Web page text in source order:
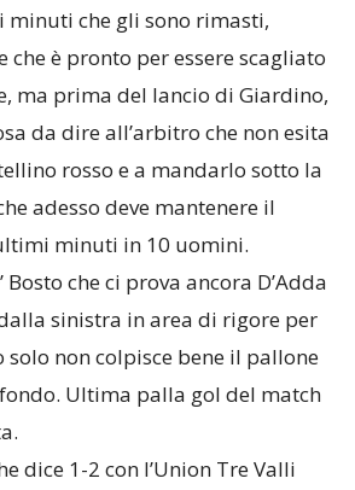
minuti che gli sono rimasti,
che è pronto per essere scagliato
ma prima del lancio di Giardino,
da dire all’arbitro che non esita
rosso e a mandarlo sotto la
adesso deve mantenere il
minuti in 10 uomini.
Bosto che ci prova ancora D’Adda
sinistra in area di rigore per
solo non colpisce bene il pallone
Ultima palla gol del match
dice 1-2 con l’Union Tre Valli